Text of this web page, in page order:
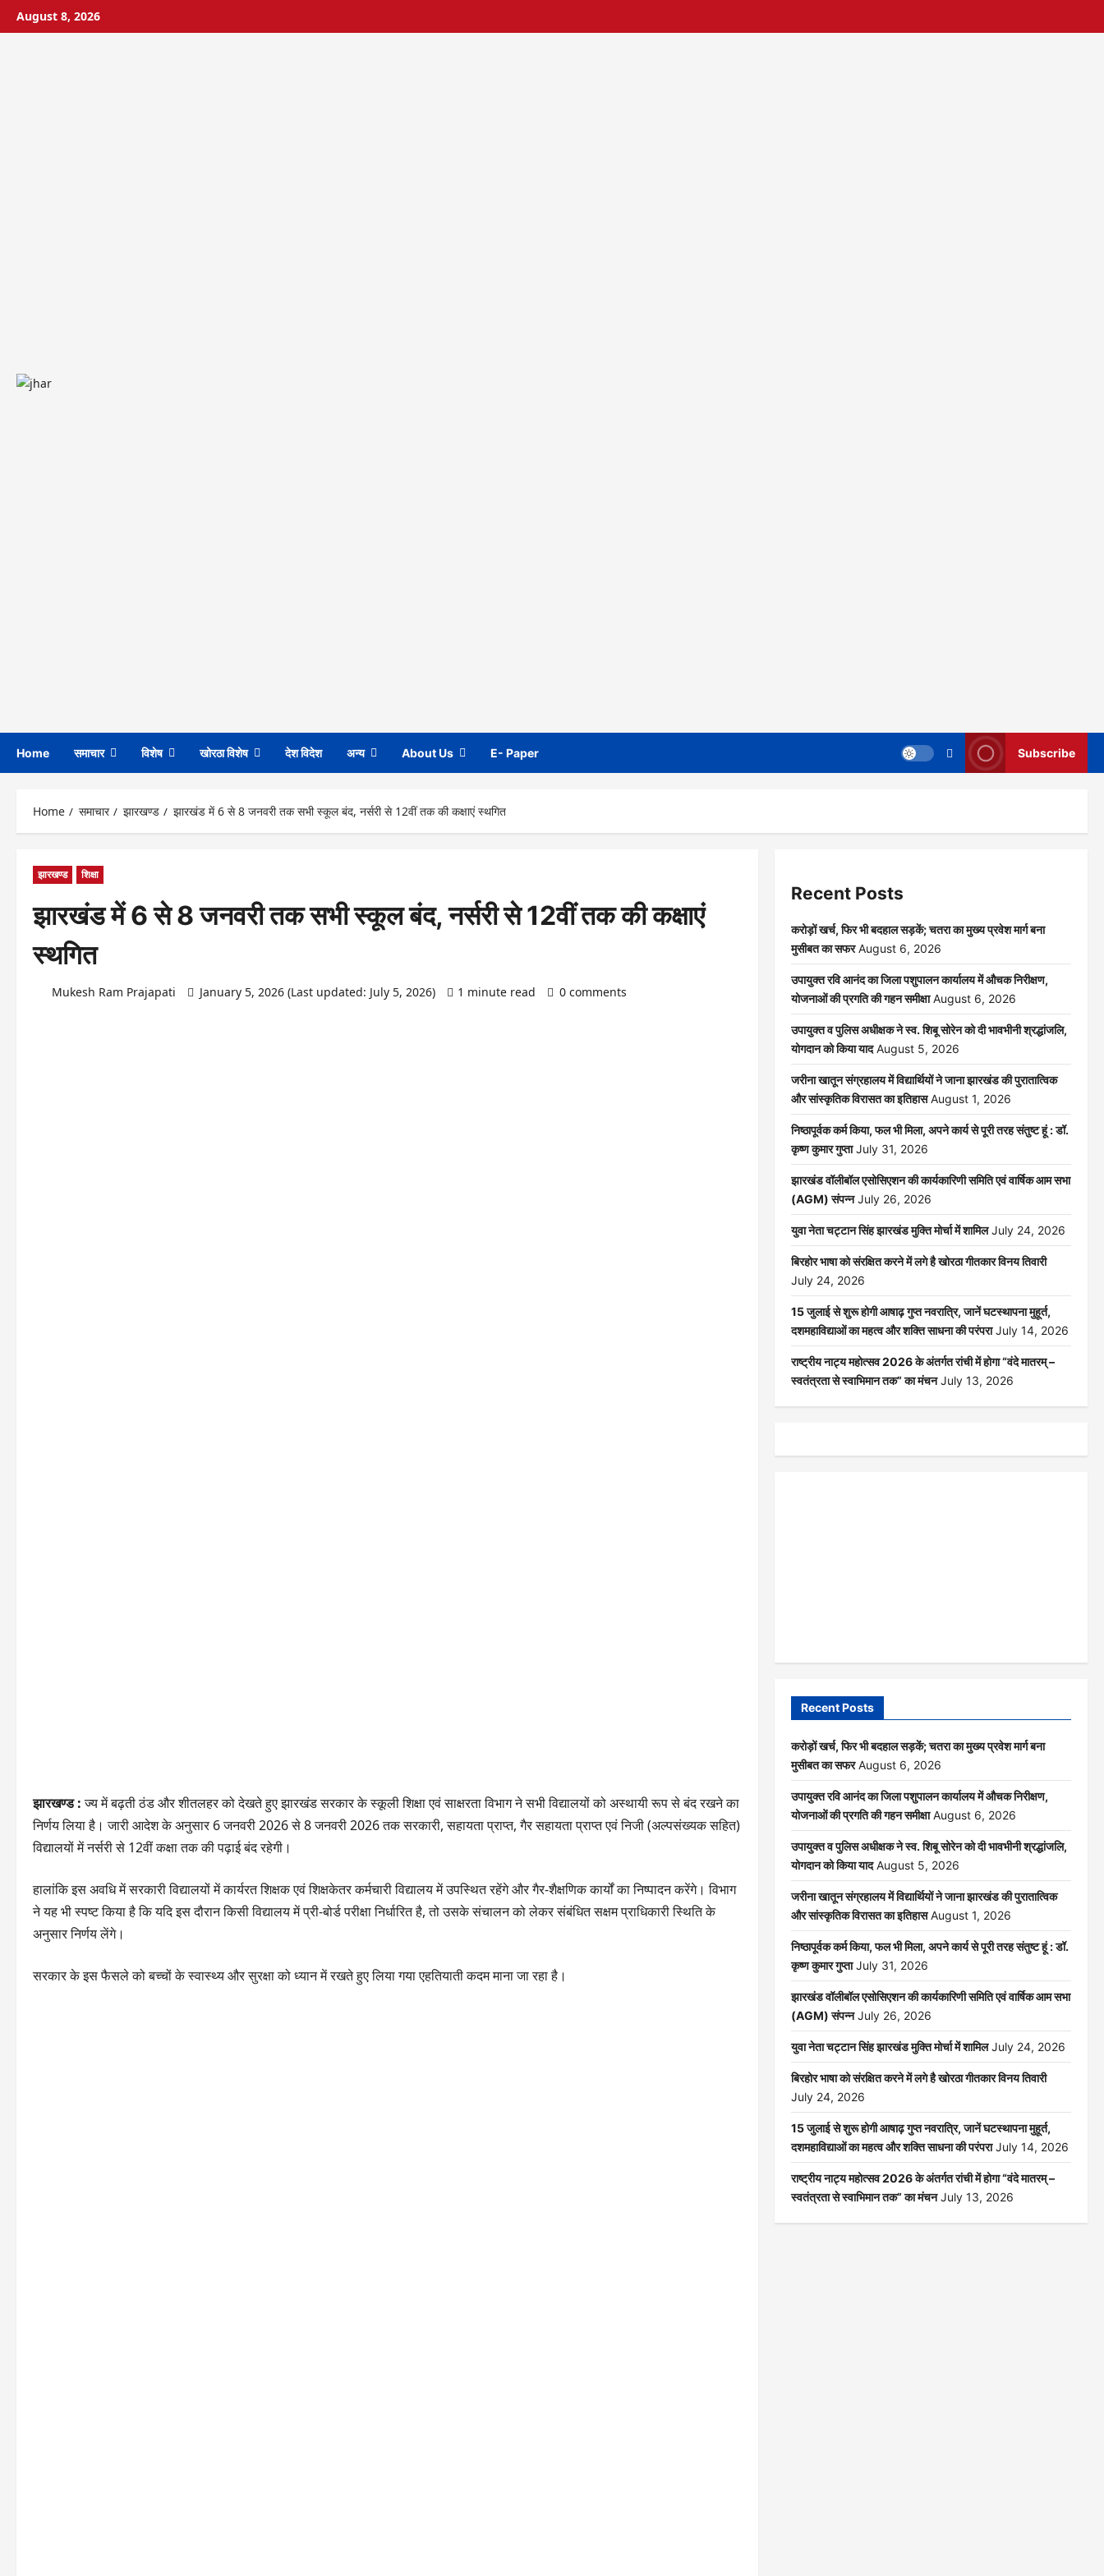
SkipAugust 8, 2026
Home समाचार विशेष खोरठा विशेष देश विदेश अन्य About Us E- Paper Subscribe
Home समाचार झारखण्ड झारखंड में 6 से 8 जनवरी तक सभी स्कूल बंद, नर्सरी से 12वीं तक की कक्षाएं स्थगित
झारखण्ड शिक्षा
झारखंड में 6 से 8 जनवरी तक सभी स्कूल बंद, नर्सरी से 12वीं तक की कक्षाएं
स्थगित
Mukesh Ram Prajapati January 5, 2026 (Last updated: July 5, 2026) 1 minute read 0 comments
झारखण्ड :ज्य में बढ़ती ठंड और शीतलहर को देखते हुए झारखंड सरकार के स्कूली शिक्षा एवं साक्षरता विभाग ने सभी विद्यालयों को अस्थायी रूप से बंद रखने का
निर्णय लिया है। जारी आदेश के अनुसार 6 जनवरी 2026 से 8 जनवरी 2026 तक सरकारी, सहायता प्राप्त, गैर सहायता प्राप्त एवं निजी (अल्पसंख्यक सहित)
विद्यालयों में नर्सरी से 12वीं कक्षा तक की पढ़ाई बंद रहेगी।
हालांकि इस अवधि में सरकारी विद्यालयों में कार्यरत शिक्षक एवं शिक्षकेतर कर्मचारी विद्यालय में उपस्थित रहेंगे और गैर-शैक्षणिक कार्यों का निष्पादन करेंगे। विभाग
ने यह भी स्पष्ट किया है कि यदि इस दौरान किसी विद्यालय में प्री-बोर्ड परीक्षा निर्धारित है, तो उसके संचालन को लेकर संबंधित सक्षम प्राधिकारी स्थिति के
अनुसार निर्णय लेंगे।
सरकार के इस फैसले को बच्चों के स्वास्थ्य और सुरक्षा को ध्यान में रखते हुए लिया गया एहतियाती कदम माना जा रहा है।
Recent Posts
करोड़ों खर्च, फिर भी बदहाल सड़कें; चतरा का मुख्य प्रवेश मार्ग बना
मुसीबत का सफर August 6, 2026
उपायुक्त रवि आनंद का जिला पशुपालन कार्यालय में औचक निरीक्षण,
योजनाओं की प्रगति की गहन समीक्षा August 6, 2026
उपायुक्त व पुलिस अधीक्षक ने स्व. शिबू सोरेन को दी भावभीनी श्रद्धांजलि,
योगदान को किया याद August 5, 2026
जरीना खातून संग्रहालय में विद्यार्थियों ने जाना झारखंड की पुरातात्विक
और सांस्कृतिक विरासत का इतिहास August 1, 2026
निष्ठापूर्वक कर्म किया, फल भी मिला, अपने कार्य से पूरी तरह संतुष्ट हूं : डॉ.
कृष्ण कुमार गुप्ता July 31, 2026
झारखंड वॉलीबॉल एसोसिएशन की कार्यकारिणी समिति एवं वार्षिक आम सभा
(AGM) संपन्न July 26, 2026
युवा नेता चट्टान सिंह झारखंड मुक्ति मोर्चा में शामिल July 24, 2026
बिरहोर भाषा को संरक्षित करने में लगे है खोरठा गीतकार विनय तिवारी
July 24, 2026
15 जुलाई से शुरू होगी आषाढ़ गुप्त नवरात्रि, जानें घटस्थापना मुहूर्त,
दशमहाविद्याओं का महत्व और शक्ति साधना की परंपरा July 14, 2026
राष्ट्रीय नाट्य महोत्सव 2026 के अंतर्गत रांची में होगा “वंदे मातरम् –
स्वतंत्रता से स्वाभिमान तक” का मंचन July 13, 2026
Recent Posts
करोड़ों खर्च, फिर भी बदहाल सड़कें; चतरा का मुख्य प्रवेश मार्ग बना
मुसीबत का सफर August 6, 2026
उपायुक्त रवि आनंद का जिला पशुपालन कार्यालय में औचक निरीक्षण,
योजनाओं की प्रगति की गहन समीक्षा August 6, 2026
उपायुक्त व पुलिस अधीक्षक ने स्व. शिबू सोरेन को दी भावभीनी श्रद्धांजलि,
योगदान को किया याद August 5, 2026
जरीना खातून संग्रहालय में विद्यार्थियों ने जाना झारखंड की पुरातात्विक
और सांस्कृतिक विरासत का इतिहास August 1, 2026
निष्ठापूर्वक कर्म किया, फल भी मिला, अपने कार्य से पूरी तरह संतुष्ट हूं : डॉ.
कृष्ण कुमार गुप्ता July 31, 2026
झारखंड वॉलीबॉल एसोसिएशन की कार्यकारिणी समिति एवं वार्षिक आम सभा
(AGM) संपन्न July 26, 2026
युवा नेता चट्टान सिंह झारखंड मुक्ति मोर्चा में शामिल July 24, 2026
बिरहोर भाषा को संरक्षित करने में लगे है खोरठा गीतकार विनय तिवारी
July 24, 2026
15 जुलाई से शुरू होगी आषाढ़ गुप्त नवरात्रि, जानें घटस्थापना मुहूर्त,
दशमहाविद्याओं का महत्व और शक्ति साधना की परंपरा July 14, 2026
राष्ट्रीय नाट्य महोत्सव 2026 के अंतर्गत रांची में होगा “वंदे मातरम् –
स्वतंत्रता से स्वाभिमान तक” का मंचन July 13, 2026